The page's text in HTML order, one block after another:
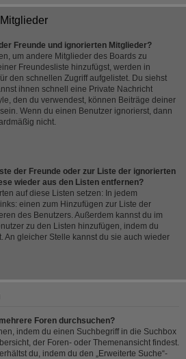
Freunde und ignorierten Mitglieder?
um andere Mitglieder des Boards zu
Freundesliste hinzufügst, werden in
den schnellen Zugriff aufgelistet. Du siehst
ihnen schnell eine Private Nachricht
den du verwendest, können Beiträge deiner
Wenn du einen Benutzer ignorierst, dann
nicht.
der Freunde oder zur Liste der ignorierten
wieder aus den Listen entfernen?
auf diese Listen setzen: In jedem
einen zum Hinzufügen zur Liste der
des Benutzers. Außerdem kannst du im
zu den Listen hinzufügen, indem du
An gleicher Stelle kannst du sie auch wieder
Foren durchsuchen?
indem du einen Suchbegriff in die Suchbox
der Foren- oder Themenansicht findest.
du, indem du den „Erweiterte Suche“-